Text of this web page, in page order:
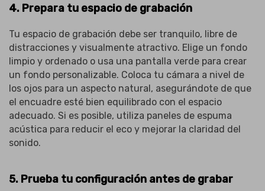
4. Prepara tu espacio de grabación
Tu espacio de grabación debe ser tranquilo, libre de
distracciones y visualmente atractivo. Elige un fondo
limpio y ordenado o usa una pantalla verde para crear
un fondo personalizable. Coloca tu cámara a nivel de
los ojos para un aspecto natural, asegurándote de que
el encuadre esté bien equilibrado con el espacio
adecuado. Si es posible, utiliza paneles de espuma
acústica para reducir el eco y mejorar la claridad del
sonido.
5. Prueba tu configuración antes de grabar